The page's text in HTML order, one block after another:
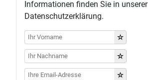
Informationen finden Sie in unserer
Datenschutzerklärung.